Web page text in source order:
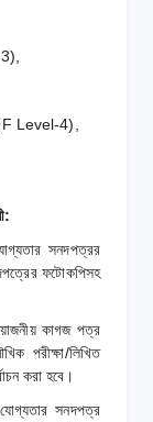
Level-4),
সনদপত্রর
ফটোকপিসহ
কাগজ পত্র
পরীক্ষা/লিখিত
করা হবে।
যোগ্যতার সনদপত্র